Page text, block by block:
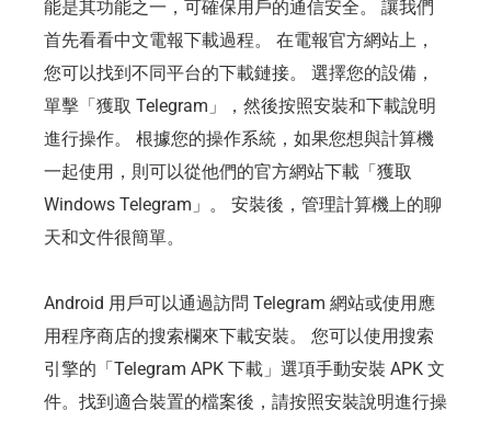
能是其功能之一，可確保用戶的通信安全。 讓我們
首先看看中文電報下載過程。 在電報官方網站上，
您可以找到不同平台的下載鏈接。 選擇您的設備，
單擊「獲取 Telegram」，然後按照安裝和下載說明
進行操作。 根據您的操作系統，如果您想與計算機
一起使用，則可以從他們的官方網站下載「獲取
Windows Telegram」。 安裝後，管理計算機上的聊
天和文件很簡單。
Android 用戶可以通過訪問 Telegram 網站或使用應
用程序商店的搜索欄來下載安裝。 您可以使用搜索
引擎的「Telegram APK 下載」選項手動安裝 APK 文
件。找到適合裝置的檔案後，請按照安裝說明進行操